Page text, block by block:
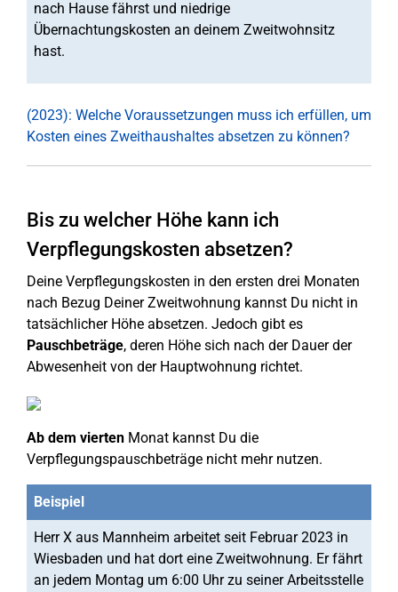
nach Hause fährst und niedrige
Übernachtungskosten an deinem Zweitwohnsitz
hast.
(2023): Welche Voraussetzungen muss ich erfüllen, um
Kosten eines Zweithaushaltes absetzen zu können?
Bis zu welcher Höhe kann ich
Verpflegungskosten absetzen?
Deine Verpflegungskosten in den ersten drei Monaten
nach Bezug Deiner Zweitwohnung kannst Du nicht in
tatsächlicher Höhe absetzen. Jedoch gibt es
Pauschbeträge, deren Höhe sich nach der Dauer der
Abwesenheit von der Hauptwohnung richtet.
Ab dem vierten Monat kannst Du die
Verpflegungspauschbeträge nicht mehr nutzen.
Beispiel
Herr X aus Mannheim arbeitet seit Februar 2023 in
Wiesbaden und hat dort eine Zweitwohnung. Er fährt
an jedem Montag um 6:00 Uhr zu seiner Arbeitsstelle